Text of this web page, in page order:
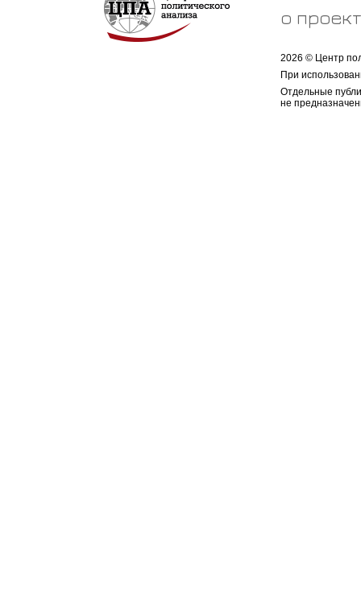
о
2026 © Центр
При
Отдельные
не